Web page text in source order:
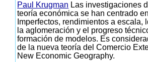
Paul Krugman Las investigaciones
teoría económica se han centrado
Imperfectos, rendimientos a escala,
la aglomeración y el progreso
formación de modelos. Es
de la nueva teoría del Comercio
New Economic Geography.